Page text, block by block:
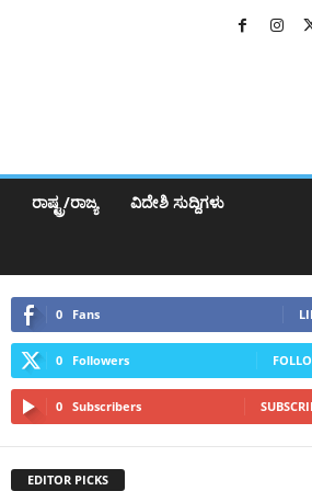
ರಾಷ್ಟ್ರ/ರಾಜ್ಯ ವಿದೇಶಿ ಸುದ್ದಿಗಳು
0 Fans
0 Followers
0 Subscribers
EDITOR PICKS